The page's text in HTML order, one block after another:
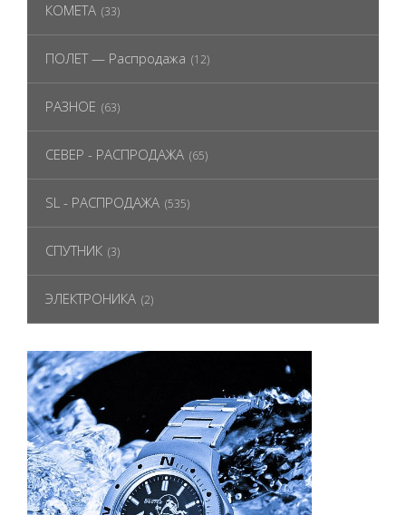
КОМЕТА (33)
ПОЛЕТ — Распродажа (12)
РАЗНОЕ (63)
СЕВЕР - РАСПРОДАЖА (65)
SL - РАСПРОДАЖА (535)
СПУТНИК (3)
ЭЛЕКТРОНИКА (2)